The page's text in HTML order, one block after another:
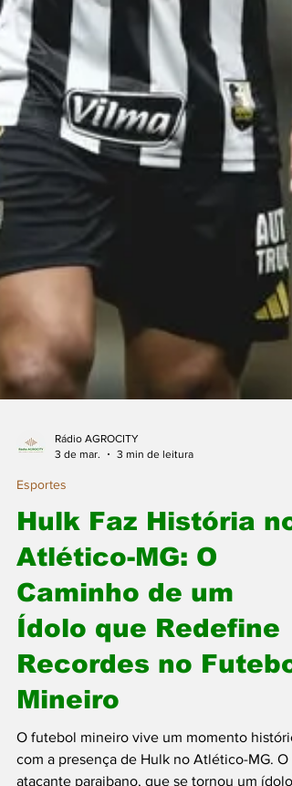
Rádio AGROCITY
3 de mar.
3 min de leitura
Esportes
Hulk Faz História no
Atlético-MG: O
Caminho de um
Ídolo que Redefine
Recordes no Futebol
Mineiro